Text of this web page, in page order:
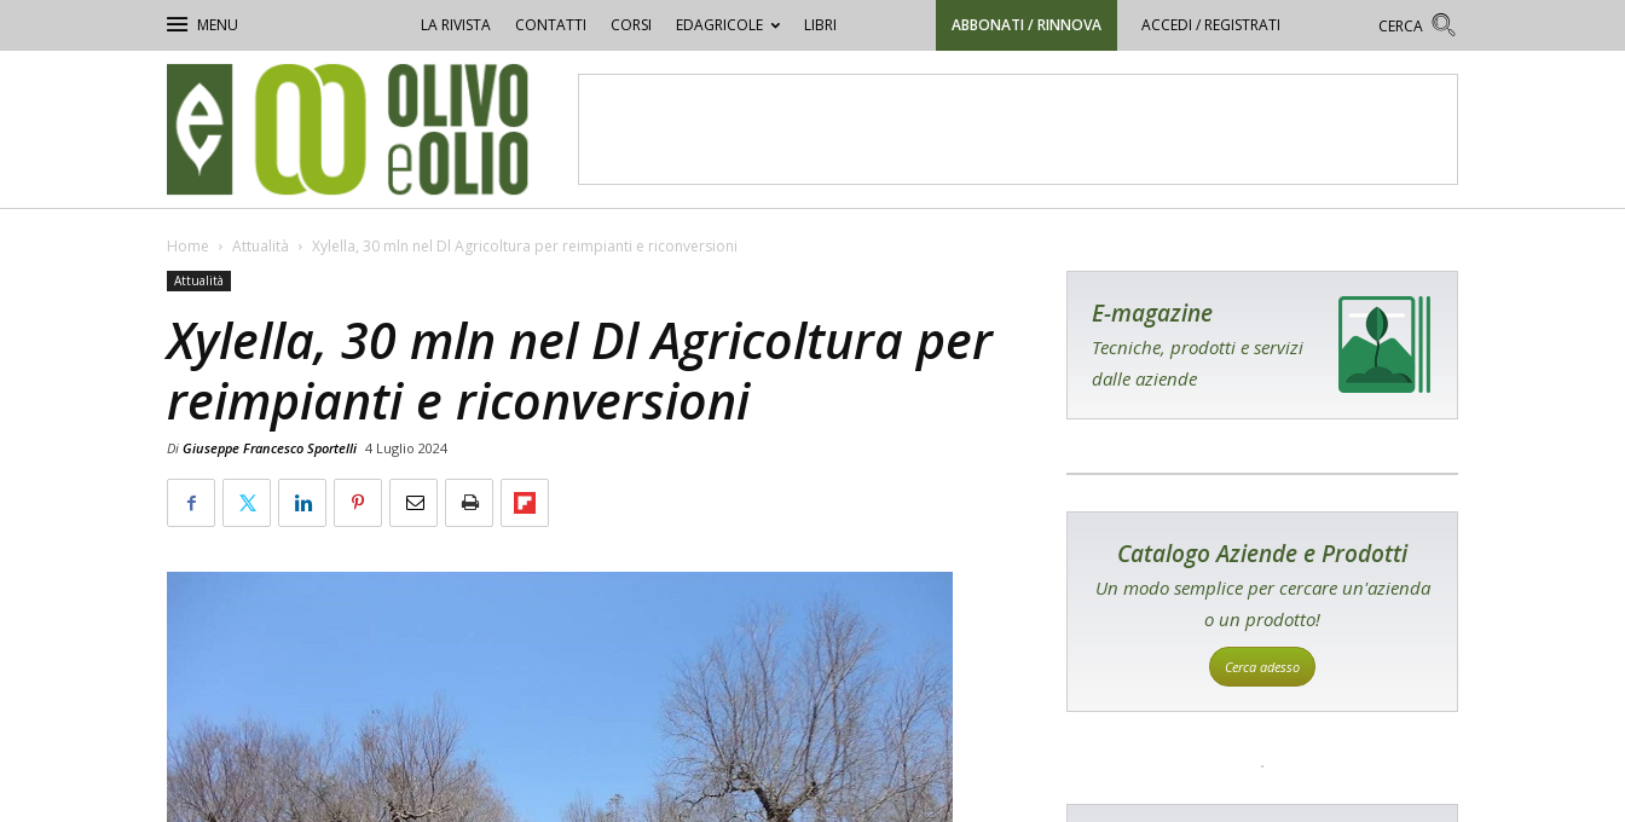
LA RIVISTA CONTATTI CORSI EDAGRICOLE LIBRI ABBONATI / RINNOVA ACCEDI / REGISTRATI
e
Olio
Home Attualità Xylella, 30 mln nel Dl Agricoltura per reimpianti e riconversioni
Attualità
Xylella, 30 mln nel Dl Agricoltura per
reimpianti e riconversioni
Di Giuseppe Francesco Sportelli 4 Luglio 2024
E-magazine
Tecniche, prodotti e servizi
dalle aziende
Catalogo Aziende e Prodotti
Un modo semplice per cercare un'azienda
o un prodotto!
Cerca adesso